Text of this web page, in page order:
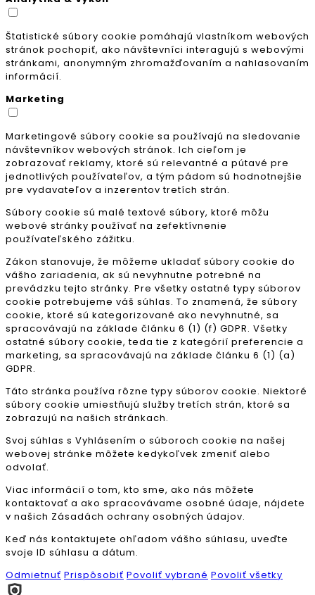
Štatistické súbory cookie pomáhajú vlastníkom webových
stránok pochopiť, ako návštevníci interagujú s webovými
stránkami, anonymným zhromažďovaním a nahlasovaním
informácií.
Marketing
Marketingové súbory cookie sa používajú na sledovanie
návštevníkov webových stránok. Ich cieľom je
zobrazovať reklamy, ktoré sú relevantné a pútavé pre
jednotlivých používateľov, a tým pádom sú hodnotnejšie
pre vydavateľov a inzerentov tretích strán.
Súbory cookie sú malé textové súbory, ktoré môžu
webové stránky používať na zefektívnenie
používateľského zážitku.
Zákon stanovuje, že môžeme ukladať súbory cookie do
vášho zariadenia, ak sú nevyhnutne potrebné na
prevádzku tejto stránky. Pre všetky ostatné typy súborov
cookie potrebujeme váš súhlas. To znamená, že súbory
cookie, ktoré sú kategorizované ako nevyhnutné, sa
spracovávajú na základe článku 6 (1) (f) GDPR. Všetky
ostatné súbory cookie, teda tie z kategórií preferencie a
marketing, sa spracovávajú na základe článku 6 (1) (a)
GDPR.
Táto stránka používa rôzne typy súborov cookie. Niektoré
súbory cookie umiestňujú služby tretích strán, ktoré sa
zobrazujú na našich stránkach.
Svoj súhlas s Vyhlásením o súboroch cookie na našej
webovej stránke môžete kedykoľvek zmeniť alebo
odvolať.
Viac informácií o tom, kto sme, ako nás môžete
kontaktovať a ako spracovávame osobné údaje, nájdete
v našich Zásadách ochrany osobných údajov.
Keď nás kontaktujete ohľadom vášho súhlasu, uveďte
svoje ID súhlasu a dátum.
Odmietnuť Prispôsobiť Povoliť vybrané Povoliť všetky